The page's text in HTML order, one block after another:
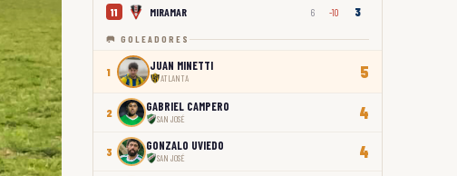
11 MIRAMAR 6 -10 3
🥅 GOLEADORES
1 JUAN MINETTI
ATLANTA 5
2 GABRIEL CAMPERO
SAN JOSÉ 4
3 GONZALO UVIEDO
SAN JOSÉ 4